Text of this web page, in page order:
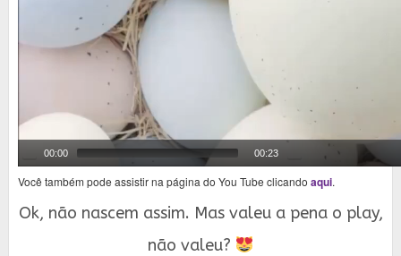
00:00 00:23
Você também pode assistir na página do You Tube clicando aqui.
Ok, não nascem assim. Mas valeu a pena o play,
não valeu?